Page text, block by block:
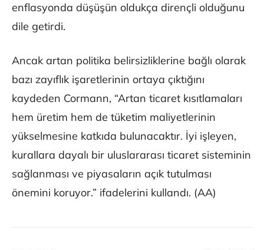
enflasyonda düşüşün oldukça dirençli olduğunu
dile getirdi.
Ancak artan politika belirsizliklerine bağlı olarak
bazı zayıflık işaretlerinin ortaya çıktığını
kaydeden Cormann, “Artan ticaret kısıtlamaları
hem üretim hem de tüketim maliyetlerinin
yükselmesine katkıda bulunacaktır. İyi işleyen,
kurallara dayalı bir uluslararası ticaret sisteminin
sağlanması ve piyasaların açık tutulması
önemini koruyor.” ifadelerini kullandı. (AA)